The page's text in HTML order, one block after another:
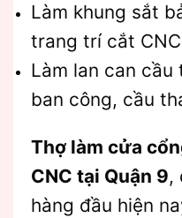
Làm khung sắt
trang trí cắt
Làm lan can cầu
ban công, cầu
Thợ làm cửa
CNC tại Quận 9,
hàng đầu hiện